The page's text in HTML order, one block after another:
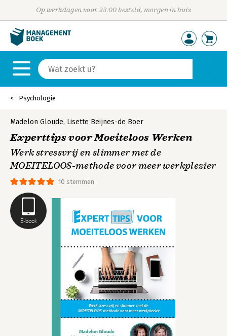
Op werkdagen voor 23:00 besteld, morgen in huis
Psychologie
E-book
10 stemmen
Madelon Gloude, Lisette Beijnes-de Boer
Experttips voor Moeiteloos Werken
Werk stressvrij en slimmer met de
MOEITELOOS-methode voor meer werkplezier